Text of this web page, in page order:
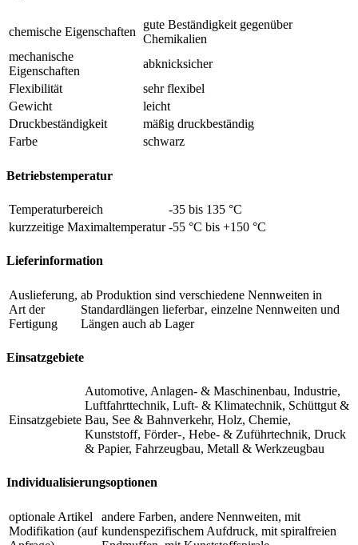
chemische Eigenschaften
gute Beständigkeit gegenüber
Chemikalien
mechanische
Eigenschaften
abknicksicher
Flexibilität
sehr flexibel
Gewicht
leicht
Druckbeständigkeit
mäßig druckbeständig
Farbe
schwarz
Betriebstemperatur
Temperaturbereich
-35 bis 135 °C
kurzzeitige Maximaltemperatur -55 °C bis +150 °C
Lieferinformation
Auslieferung,
Art der
Fertigung
ab Produktion sind verschiedene Nennweiten in
Standardlängen lieferbar‚ einzelne Nennweiten und
Längen auch ab Lager
Einsatzgebiete
Einsatzgebiete
Automotive, Anlagen- & Maschinenbau, Industrie,
Luftfahrttechnik, Luft- & Klimatechnik, Schüttgut &
Bau, See & Bahnverkehr, Holz, Chemie,
Kunststoff, Förder-‚ Hebe- & Zuführtechnik, Druck
& Papier, Fahrzeugbau, Metall & Werkzeugbau
Individualisierungsoptionen
optionale Artikel
Modifikation (auf
andere Farben, andere Nennweiten, mit
kundenspezifischem Aufdruck, mit spiralfreien